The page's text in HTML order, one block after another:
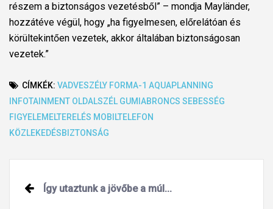
részem a biztonságos vezetésből” – mondja Mayländer,
hozzátéve végül, hogy „ha figyelmesen, előrelátóan és
körültekintően vezetek, akkor általában biztonságosan
vezetek.”
CÍMKÉK: VADVESZÉLY FORMA-1 AQUAPLANNING
INFOTAINMENT OLDALSZÉL GUMIABRONCS SEBESSÉG
FIGYELEMELTERELÉS MOBILTELEFON
KÖZLEKEDÉSBIZTONSÁG
Post
navigation
Így utaztunk a jövőbe a múl...